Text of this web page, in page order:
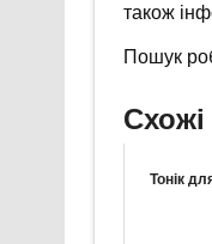
також
Пошук
Тонік